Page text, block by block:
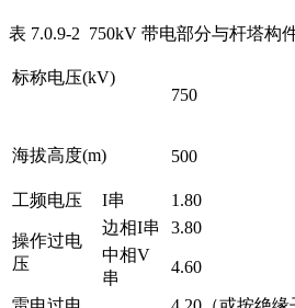
表 7.0.9-2 750kV 带电部分与杆塔构
标称电压(kV)
海拔高度(m)
750
500
工频电压 I串 1.80
操作过电
压
边相I串 3.80
中相V
串
4.60